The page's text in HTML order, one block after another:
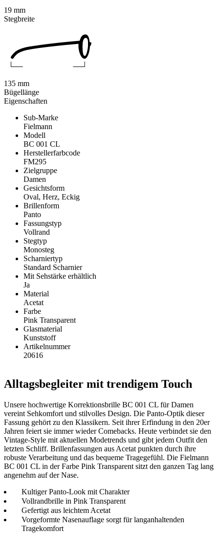
Eigenschaften
Sub-Marke
Fielmann
Modell
BC 001 CL
Herstellerfarbcode
FM295
Zielgruppe
Damen
Gesichtsform
Oval, Herz, Eckig
Brillenform
Panto
Fassungstyp
Vollrand
Stegtyp
Monosteg
Scharniertyp
Standard Scharnier
Mit Sehstärke erhältlich
Ja
Material
Acetat
Farbe
Pink Transparent
Glasmaterial
Kunststoff
Artikelnummer
20616
Alltagsbegleiter mit trendigem Touch
Unsere hochwertige Korrektionsbrille BC 001 CL für Damen
vereint Sehkomfort und stilvolles Design. Die Panto-Optik dieser
Fassung gehört zu den Klassikern. Seit ihrer Erfindung in den 20er
Jahren feiert sie immer wieder Comebacks. Heute verbindet sie den
Vintage-Style mit aktuellen Modetrends und gibt jedem Outfit den
letzten Schliff. Brillenfassungen aus Acetat punkten durch ihre
robuste Verarbeitung und das bequeme Tragegefühl. Die Fielmann
BC 001 CL in der Farbe Pink Transparent sitzt den ganzen Tag lang
angenehm auf der Nase.
Kultiger Panto-Look mit Charakter
Vollrandbrille in Pink Transparent
Gefertigt aus leichtem Acetat
Vorgeformte Nasenauflage sorgt für langanhaltenden
Tragekomfort
19 mm
Stegbreite
135 mm
Bügellänge